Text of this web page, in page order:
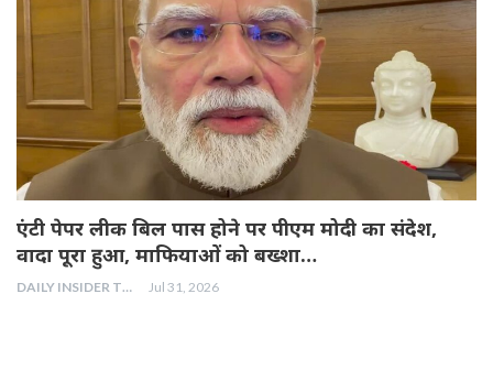
एंटी पेपर लीक बिल पास होने पर पीएम मोदी का संदेश,
वादा पूरा हुआ, माफियाओं को बख्शा…
DAILY INSIDER TEAM Jul 31, 2026